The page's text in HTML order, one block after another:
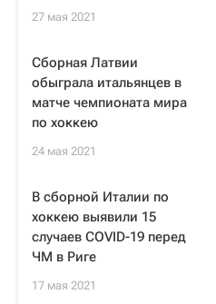
27 мая 2021
Сборная Латвии
обыграла итальянцев в
матче чемпионата мира
по хоккею
24 мая 2021
В сборной Италии по
хоккею выявили 15
случаев COVID-19 перед
ЧМ в Риге
17 мая 2021